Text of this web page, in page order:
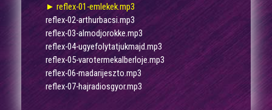
► reflex-01-emlekek.mp3
reflex-02-arthurbacsi.mp3
reflex-03-almodjorokke.mp3
reflex-04-ugyefolytatjukmajd.mp3
reflex-05-varotermekalberloje.mp3
reflex-06-madarijeszto.mp3
reflex-07-hajradiosgyor.mp3